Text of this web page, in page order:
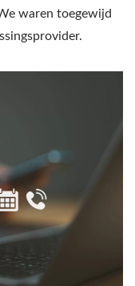
waren toegewijd